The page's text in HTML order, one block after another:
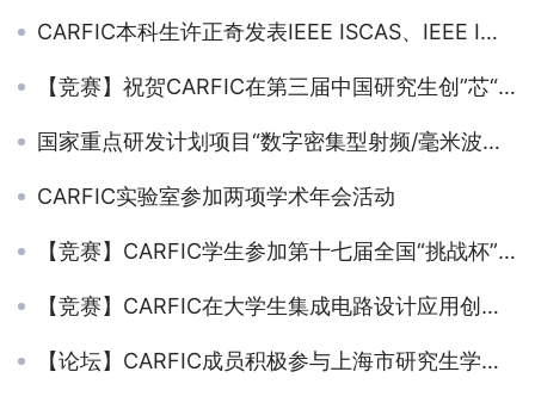
CARFIC本科生许正奇发表IEEE ISCAS、IEEE IWS会议论文各一篇 获得2021届校优异学士学位论文（全校TOP1%）
【竞赛】祝贺CARFIC在第三届中国研究生创”芯“大赛中获奖及往期回顾
国家重点研发计划项目“数字密集型射频/毫米波集成电路技术”项目启动暨实施方案论证会召开
CARFIC实验室参加两项学术年会活动
【竞赛】CARFIC学生参加第十七届全国“挑战杯”决赛
【竞赛】CARFIC在大学生集成电路设计应用创新大赛中获特等奖
【论坛】CARFIC成员积极参与上海市研究生学术论坛